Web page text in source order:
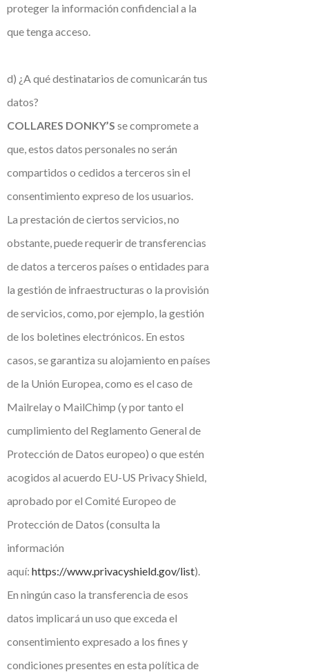
proteger la información confidencial a la
que tenga acceso.
d) ¿A qué destinatarios de comunicarán tus
datos?
COLLARES DONKY’S se compromete a
que, estos datos personales no serán
compartidos o cedidos a terceros sin el
consentimiento expreso de los usuarios.
La prestación de ciertos servicios, no
obstante, puede requerir de transferencias
de datos a terceros países o entidades para
la gestión de infraestructuras o la provisión
de servicios, como, por ejemplo, la gestión
de los boletines electrónicos. En estos
casos, se garantiza su alojamiento en países
de la Unión Europea, como es el caso de
Mailrelay o MailChimp (y por tanto el
cumplimiento del Reglamento General de
Protección de Datos europeo) o que estén
acogidos al acuerdo EU-US Privacy Shield,
aprobado por el Comité Europeo de
Protección de Datos (consulta la
información
aquí: https://www.privacyshield.gov/list).
En ningún caso la transferencia de esos
datos implicará un uso que exceda el
consentimiento expresado a los fines y
condiciones presentes en esta política de